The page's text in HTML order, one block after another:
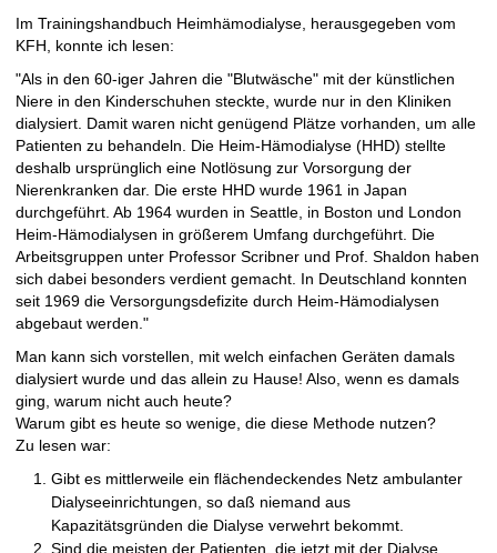
Im Trainingshandbuch Heimhämodialyse, herausgegeben vom
KFH, konnte ich lesen:
"Als in den 60-iger Jahren die "Blutwäsche" mit der künstlichen
Niere in den Kinderschuhen steckte, wurde nur in den Kliniken
dialysiert. Damit waren nicht genügend Plätze vorhanden, um alle
Patienten zu behandeln. Die Heim-Hämodialyse (HHD) stellte
deshalb ursprünglich eine Notlösung zur Vorsorgung der
Nierenkranken dar. Die erste HHD wurde 1961 in Japan
durchgeführt. Ab 1964 wurden in Seattle, in Boston und London
Heim-Hämodialysen in größerem Umfang durchgeführt. Die
Arbeitsgruppen unter Professor Scribner und Prof. Shaldon haben
sich dabei besonders verdient gemacht. In Deutschland konnten
seit 1969 die Versorgungsdefizite durch Heim-Hämodialysen
abgebaut werden."
Man kann sich vorstellen, mit welch einfachen Geräten damals
dialysiert wurde und das allein zu Hause! Also, wenn es damals
ging, warum nicht auch heute?
Warum gibt es heute so wenige, die diese Methode nutzen?
Zu lesen war:
Gibt es mittlerweile ein flächendeckendes Netz ambulanter
Dialyseeinrichtungen, so daß niemand aus
Kapazitätsgründen die Dialyse verwehrt bekommt.
Sind die meisten der Patienten, die jetzt mit der Dialyse